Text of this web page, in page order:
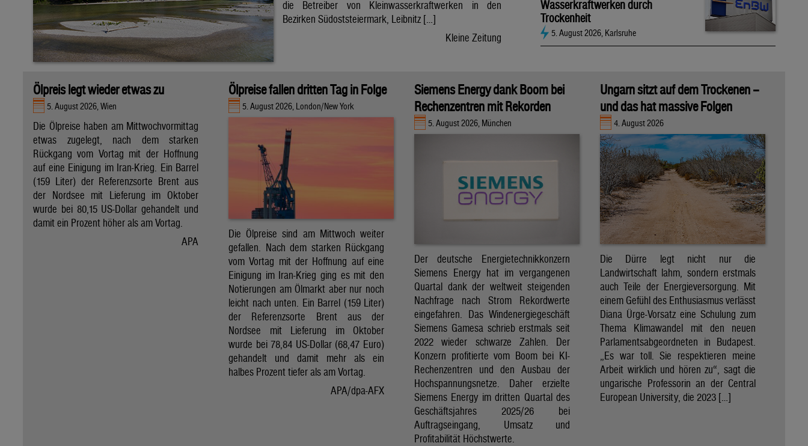
die Betreiber von Kleinwasserkraftwerken in den
Bezirken Südoststeiermark, Leibnitz […]
Kleine Zeitung
Wasserkraftwerken durch
Trockenheit
5. August 2026, Karlsruhe
Ölpreis legt wieder etwas zu
5. August 2026, Wien
Die Ölpreise haben am Mittwochvormittag
etwas zugelegt, nach dem starken
Rückgang vom Vortag mit der Hoffnung
auf eine Einigung im Iran-Krieg. Ein Barrel
(159 Liter) der Referenzsorte Brent aus
der Nordsee mit Lieferung im Oktober
wurde bei 80,15 US-Dollar gehandelt und
damit ein Prozent höher als am Vortag.
APA
Ölpreise fallen dritten Tag in Folge
5. August 2026, London/New York
Die Ölpreise sind am Mittwoch weiter
gefallen. Nach dem starken Rückgang
vom Vortag mit der Hoffnung auf eine
Einigung im Iran-Krieg ging es mit den
Notierungen am Ölmarkt aber nur noch
leicht nach unten. Ein Barrel (159 Liter)
der Referenzsorte Brent aus der
Nordsee mit Lieferung im Oktober
wurde bei 78,84 US-Dollar (68,47 Euro)
gehandelt und damit mehr als ein
halbes Prozent tiefer als am Vortag.
APA/dpa-AFX
Siemens Energy dank Boom bei
Rechenzentren mit Rekorden
5. August 2026, München
Der deutsche Energietechnikkonzern
Siemens Energy hat im vergangenen
Quartal dank der weltweit steigenden
Nachfrage nach Strom Rekordwerte
eingefahren. Das Windenergiegeschäft
Siemens Gamesa schrieb erstmals seit
2022 wieder schwarze Zahlen. Der
Konzern profitierte vom Boom bei KI-
Rechenzentren und den Ausbau der
Hochspannungsnetze. Daher erzielte
Siemens Energy im dritten Quartal des
Geschäftsjahres 2025/26 bei
Auftragseingang, Umsatz und
Profitabilität Höchstwerte.
Ungarn sitzt auf dem Trockenen –
und das hat massive Folgen
4. August 2026
Die Dürre legt nicht nur die
Landwirtschaft lahm, sondern erstmals
auch Teile der Energieversorgung. Mit
einem Gefühl des Enthusiasmus verlässt
Diana Ürge-Vorsatz eine Schulung zum
Thema Klimawandel mit den neuen
Parlamentsabgeordneten in Budapest.
„Es war toll. Sie respektieren meine
Arbeit wirklich und hören zu“, sagt die
ungarische Professorin an der Central
European University, die 2023 […]